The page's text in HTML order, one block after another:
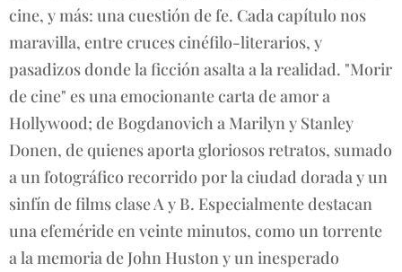
cine, y más: una cuestión de fe. Cada capítulo nos
maravilla, entre cruces cinéfilo-literarios, y
pasadizos donde la ficción asalta a la realidad. "Morir
de cine" es una emocionante carta de amor a
Hollywood; de Bogdanovich a Marilyn y Stanley
Donen, de quienes aporta gloriosos retratos, sumado
a un fotográfico recorrido por la ciudad dorada y un
sinfín de films clase A y B. Especialmente destacan
una efeméride en veinte minutos, como un torrente
a la memoria de John Huston y un inesperado